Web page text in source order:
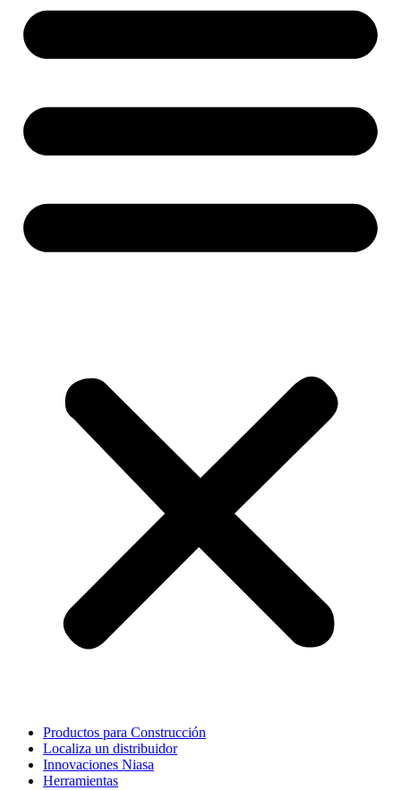
Productos para Construcción
Localiza un distribuidor
Innovaciones Niasa
Herramientas